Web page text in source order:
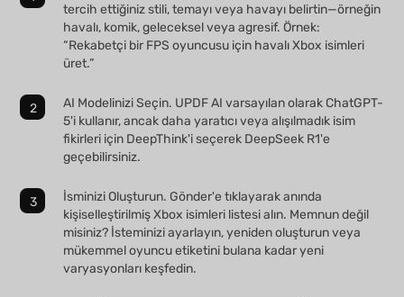
tercih ettiğiniz stili, temayı veya havayı belirtin—örneğin
havalı, komik, geleceksel veya agresif. Örnek:
“Rekabetçi bir FPS oyuncusu için havalı Xbox isimleri
üret.”
AI Modelinizi Seçin. UPDF AI varsayılan olarak ChatGPT-
5'i kullanır, ancak daha yaratıcı veya alışılmadık isim
fikirleri için DeepThink'i seçerek DeepSeek R1'e
geçebilirsiniz.
İsminizi Oluşturun. Gönder'e tıklayarak anında
kişiselleştirilmiş Xbox isimleri listesi alın. Memnun değil
misiniz? İsteminizi ayarlayın, yeniden oluşturun veya
mükemmel oyuncu etiketini bulana kadar yeni
varyasyonları keşfedin.